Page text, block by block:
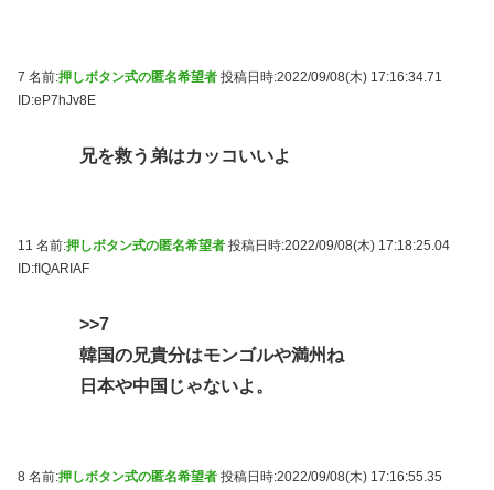
7 名前:押しボタン式の匿名希望者 投稿日時:2022/09/08(木) 17:16:34.71
ID:eP7hJv8E
兄を救う弟はカッコいいよ
11 名前:押しボタン式の匿名希望者 投稿日時:2022/09/08(木) 17:18:25.04
ID:fIQARIAF
>>7
韓国の兄貴分はモンゴルや満州ね
日本や中国じゃないよ。
8 名前:押しボタン式の匿名希望者 投稿日時:2022/09/08(木) 17:16:55.35